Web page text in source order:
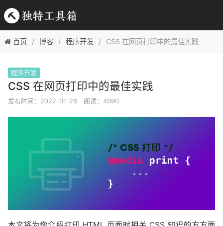
首页 博客 程序开发 CSS 在网页打印中的最佳实践
程序开发
CSS 在网页打印中的最佳实践
发布时间：2022-01-26 阅读：4090